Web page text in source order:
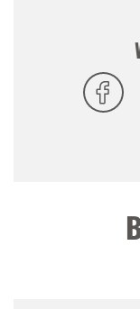
nicht hinter den
verstecken.
Süss,